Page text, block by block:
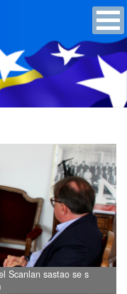
Scanlan sastao se s